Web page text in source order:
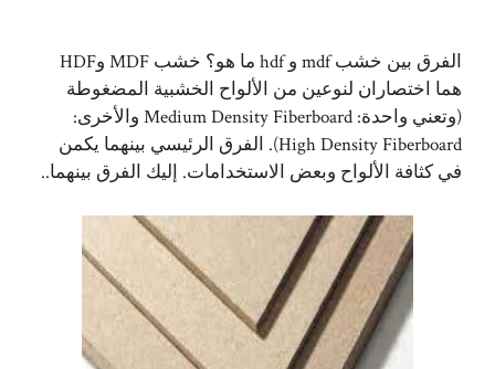
الفرق بين خشب mdf
و hdf ما هو؟ خشب MDF وHDF
هما اختصاران لنوعين من الألواح الخشبية المضغوطة
(وتعني واحدة: Medium Density Fiberboard والأخرى:
High Density Fiberboard). الفرق الرئيسي بينهما يكمن
في كثافة الألواح وبعض الاستخدامات. إليك الفرق بينهما..